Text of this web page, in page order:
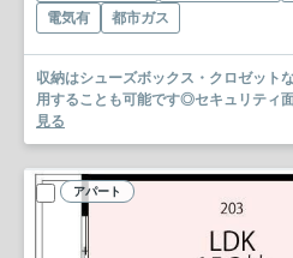
電気有
都市ガス
収納はシューズボックス・クロゼット
用することも可能です◎セキュリティ
見る
アパート